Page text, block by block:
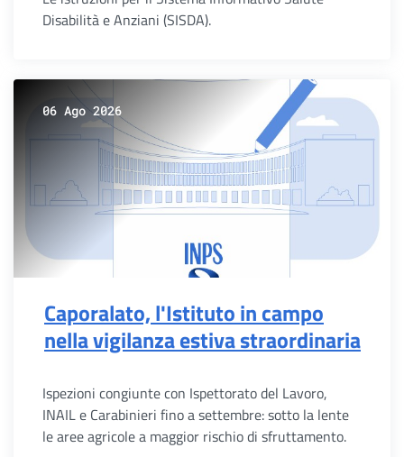
Disabilità e Anziani (SISDA).
06 Ago 2026
Caporalato, l'Istituto in campo
nella vigilanza estiva straordinaria
Ispezioni congiunte con Ispettorato del Lavoro,
INAIL e Carabinieri fino a settembre: sotto la lente
le aree agricole a maggior rischio di sfruttamento.